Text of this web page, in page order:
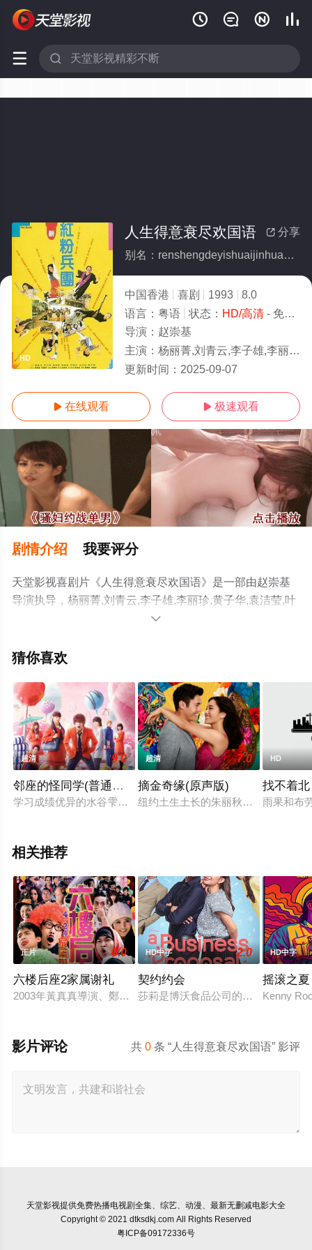
   
 
HD
 分享
人生得意衰尽欢国语
别名：renshengdeyishuaijinhuanguoyu
中国香港 喜剧 1993
8.0
语言： 粤语 状态： HD/高清- 免费在线观看
导演： 赵崇基
主演： 杨丽菁,刘青云,李子雄,李丽珍,黄子华,袁洁莹,叶蕴仪
更新时间： 2025-09-07
 在线观看  极速观看
剧情介绍 我要评分
天堂影视喜剧片《人生得意衰尽欢国语》是一部由赵崇基
导演执导，杨丽菁,刘青云,李子雄,李丽珍,黄子华,袁洁莹,叶
蕴仪等演员精彩演绎的中国香港电影，手机免费观看高清
移步至豆瓣电影、电视猫或剧情网等平台了解。

猜你喜欢
超清 9.0
邻座的怪同学(普通话版)
学习成绩优异的水谷雫性格冷淡，不愿与周围的人打交道这一
超清 7.0
摘金奇缘(原声版)
纽约土生土长的朱丽秋陪拍拖已久的
HD
找不着北
雨果和布
相关推荐
正片 8.0
六楼后座2家属谢礼
2003年黃真真導演、鄭丹瑞編劇的喜劇《六樓后座》拍出香港
HD中字 2.0
契约约会
莎莉是博沃食品公司的食品分析师，
HD中字
摇滚之夏
Kenny
共0 条 “人生得意衰尽欢国语” 影评
影片评论
天堂影视提供免费热播电视剧全集、综艺、动漫、最新无删减电影大全
Copyright © 2021 dtksdkj.com All Rights Reserved
粤ICP备09172336号